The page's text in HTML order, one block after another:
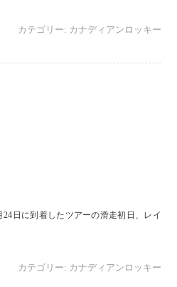
カテゴリー: カナディアンロッキー
日に到着したツアーの滑走初日、レイ
カテゴリー: カナディアンロッキー